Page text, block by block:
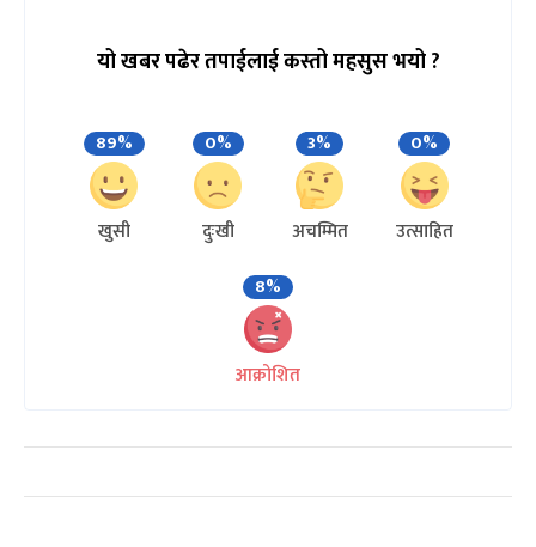
यो खबर पढेर तपाईलाई कस्तो महसुस भयो ?
89%
खुसी
0%
दुःखी
3%
अचम्मित
0%
उत्साहित
8%
आक्रोशित